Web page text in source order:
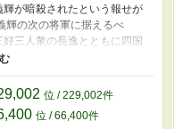
が暗殺されたという報せが
輝の次の将軍に据えるべ
三人衆の長逸とともに四国
しようとして失敗し、かえ
なることを了承させられる
のに、あまり主役として
イン可那姫の物語です。独
久秀に翻弄される可那の恋
位 / 229,002件
位 / 66,400件